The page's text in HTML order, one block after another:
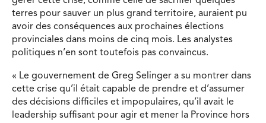
terres pour sauver un plus grand territoire, auraient pu
avoir des conséquences aux prochaines élections
provinciales dans moins de cinq mois. Les analystes
politiques n’en sont toutefois pas convaincus.
« Le gouvernement de Greg Selinger a su montrer dans
cette crise qu’il était capable de prendre et d’assumer
des décisions difficiles et impopulaires, qu’il avait le
leadership suffisant pour agir et mener la Province hors